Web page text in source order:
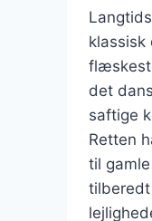
klassisk
det
saftige
Retten
til